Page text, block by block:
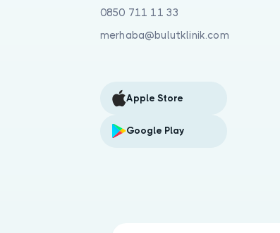
0850 711 11 33
merhaba@bulutklinik.com
Apple Store
Google Play